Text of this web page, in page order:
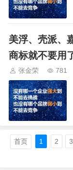
美浮、壳派、
商标就不要用
张金荣 781
首页 1 2 3